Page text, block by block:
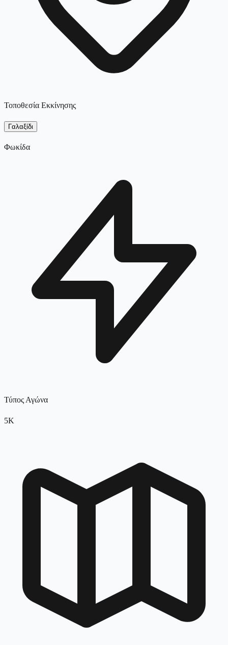
Τοποθεσία Εκκίνησης
Γαλαξίδι
Φωκίδα
Τύπος Αγώνα
5K